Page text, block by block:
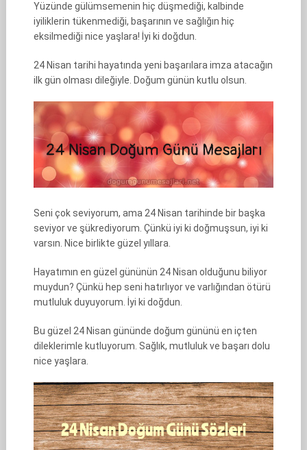
Yüzünde gülümsemenin hiç düşmediği, kalbinde
iyiliklerin tükenmediği, başarının ve sağlığın hiç
eksilmediği nice yaşlara! İyi ki doğdun.
24 Nisan tarihi hayatında yeni başarılara imza atacağın
ilk gün olması dileğiyle. Doğum günün kutlu olsun.
Seni çok seviyorum, ama 24 Nisan tarihinde bir başka
seviyor ve şükrediyorum. Çünkü iyi ki doğmuşsun, iyi ki
varsın. Nice birlikte güzel yıllara.
Hayatımın en güzel gününün 24 Nisan olduğunu biliyor
muydun? Çünkü hep seni hatırlıyor ve varlığından ötürü
mutluluk duyuyorum. İyi ki doğdun.
Bu güzel 24 Nisan gününde doğum gününü en içten
dileklerimle kutluyorum. Sağlık, mutluluk ve başarı dolu
nice yaşlara.